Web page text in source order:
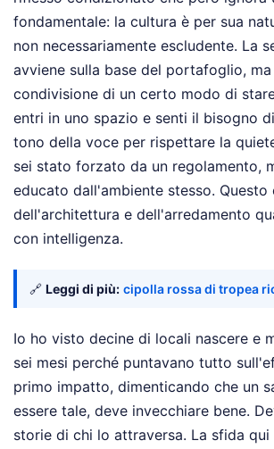
fondamentale: la cultura è per sua
non necessariamente escludente. La
avviene sulla base del portafoglio,
condivisione di un certo modo di
entri in uno spazio e senti il bisogno
tono della voce per rispettare la
sei stato forzato da un regolamento,
educato dall'ambiente stesso. Questo
dell'architettura e dell'arredamento
con intelligenza.
🔗 Leggi di più: cipolla rossa di tropea
Io ho visto decine di locali nascere e
sei mesi perché puntavano tutto
primo impatto, dimenticando che un
essere tale, deve invecchiare bene.
storie di chi lo attraversa. La sfida qui